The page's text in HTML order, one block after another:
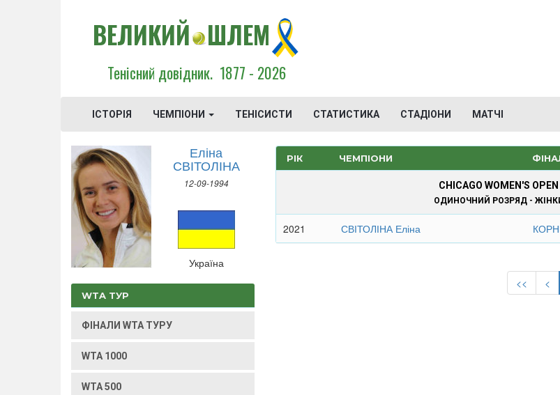
ВЕЛИКИЙ ШЛЕМ
Тенісний довідник. 1877 - 2026
ІСТОРІЯ ЧЕМПІОНИ ТЕНІСИСТИ СТАТИСТИКА СТАДІОНИ МАТЧІ
Еліна
СВІТОЛІНА
12-09-1994
Україна
WTA ТУР
ФІНАЛИ WTA ТУРУ
WTA 1000
WTA 500
РІК ЧЕМПІОНИ
CHICAGO WOMEN'S OPEN
ОДИНОЧНИЙ РОЗРЯД -
2021 СВІТОЛІНА Еліна
<< <